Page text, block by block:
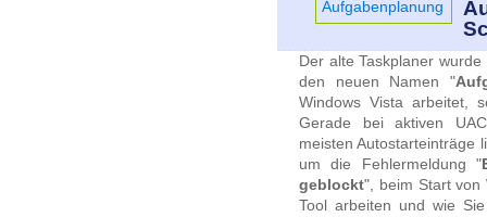
Der alte Taskplaner
den neuen Namen "
Windows Vista arbeitet,
Gerade bei aktiven
meisten Autostarteinträge
um die Fehlermeldung "
geblockt", beim Start von
Tool arbeiten und wie